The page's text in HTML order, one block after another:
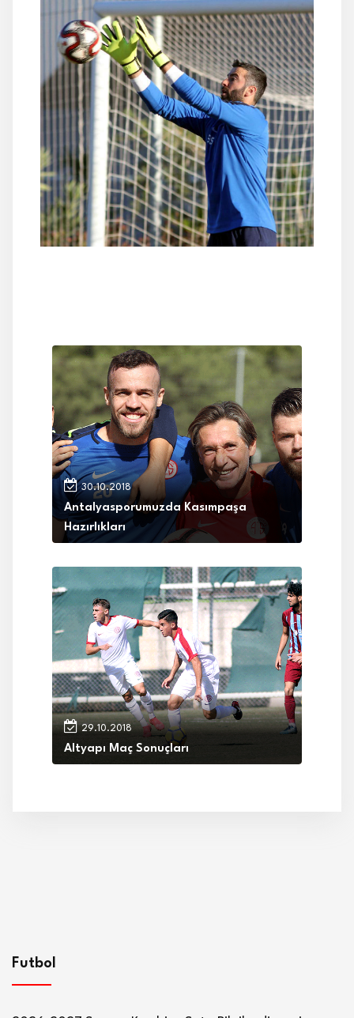
30.10.2018
Antalyasporumuzda Kasımpaşa
Hazırlıkları
29.10.2018
Altyapı Maç Sonuçları
Futbol